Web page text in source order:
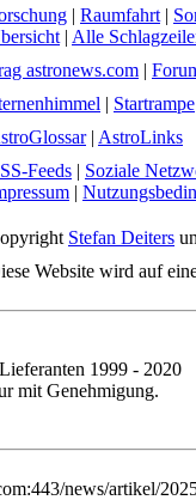
| Raumfahrt |
| Alle
astronews.com |
| Startrampe
| AstroLinks
Feeds | Soziale
|
Stefan Deiters
Website wird auf
1999 - 2020
mit Genehmigung.
news/artikel/